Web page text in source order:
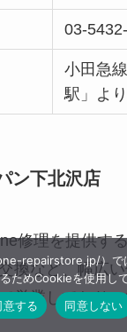
03-
小田急
駅」よ
ン下北沢店
修理を提供す
換など、幅広
営業しており
repairstore.jp/）で
ためCookieを使用して
意する
同意しない